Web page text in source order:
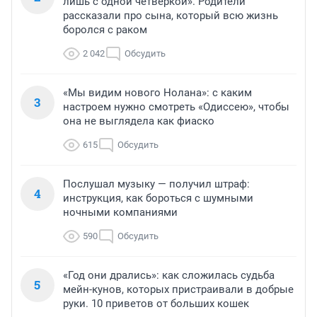
рассказали про сына, который всю жизнь
боролся с раком
2 042 Обсудить
3
«Мы видим нового Нолана»: с каким
настроем нужно смотреть «Одиссею», чтобы
она не выглядела как фиаско
615 Обсудить
4
Послушал музыку — получил штраф:
инструкция, как бороться с шумными
ночными компаниями
590 Обсудить
5
«Год они дрались»: как сложилась судьба
мейн-кунов, которых пристраивали в добрые
руки. 10 приветов от больших кошек